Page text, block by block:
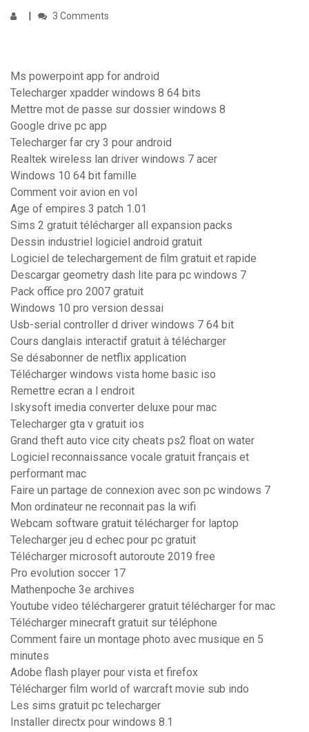
3 Comments
Ms powerpoint app for android
Telecharger xpadder windows 8 64 bits
Mettre mot de passe sur dossier windows 8
Google drive pc app
Telecharger far cry 3 pour android
Realtek wireless lan driver windows 7 acer
Windows 10 64 bit famille
Comment voir avion en vol
Age of empires 3 patch 1.01
Sims 2 gratuit télécharger all expansion packs
Dessin industriel logiciel android gratuit
Logiciel de telechargement de film gratuit et rapide
Descargar geometry dash lite para pc windows 7
Pack office pro 2007 gratuit
Windows 10 pro version dessai
Usb-serial controller d driver windows 7 64 bit
Cours danglais interactif gratuit à télécharger
Se désabonner de netflix application
Télécharger windows vista home basic iso
Remettre ecran a l endroit
Iskysoft imedia converter deluxe pour mac
Telecharger gta v gratuit ios
Grand theft auto vice city cheats ps2 float on water
Logiciel reconnaissance vocale gratuit français et
performant mac
Faire un partage de connexion avec son pc windows 7
Mon ordinateur ne reconnait pas la wifi
Webcam software gratuit télécharger for laptop
Telecharger jeu d echec pour pc gratuit
Télécharger microsoft autoroute 2019 free
Pro evolution soccer 17
Mathenpoche 3e archives
Youtube video téléchargerer gratuit télécharger for mac
Télécharger minecraft gratuit sur téléphone
Comment faire un montage photo avec musique en 5
minutes
Adobe flash player pour vista et firefox
Télécharger film world of warcraft movie sub indo
Les sims gratuit pc telecharger
Installer directx pour windows 8.1